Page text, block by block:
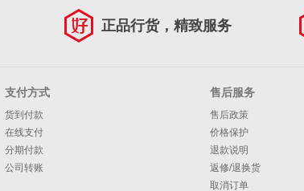
正品行货，精致服务
支付方式
货到付款
在线支付
分期付款
公司转账
售后服务
售后政策
价格保护
退款说明
返修/退换货
取消订单